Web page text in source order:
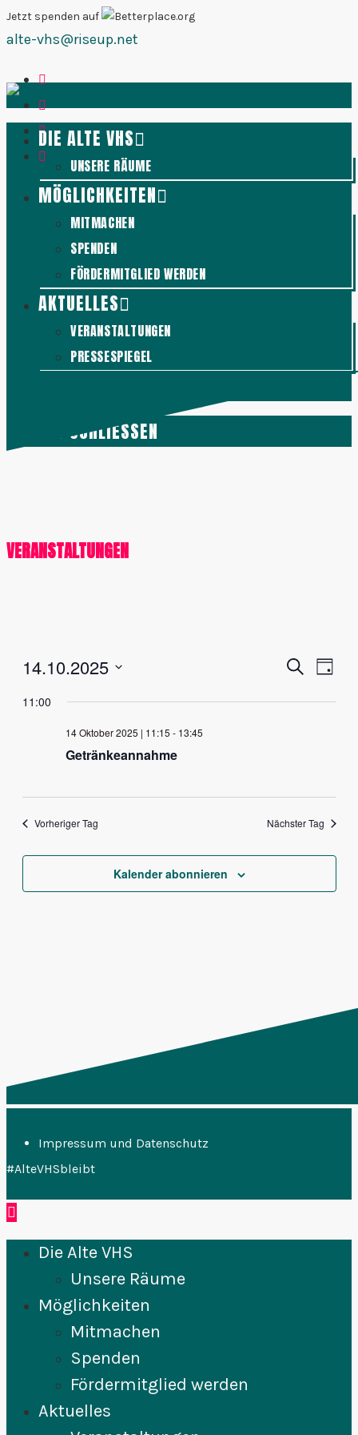
Zum
Inhalt
Jetzt spenden auf
alte-vhs@riseup.net
DIE ALTE VHS
UNSERE RÄUME
MÖGLICHKEITEN
MITMACHEN
SPENDEN
FÖRDERMITGLIED WERDEN
AKTUELLES
VERANSTALTUNGEN
PRESSESPIEGEL
MENÜ SCHLIESSEN
VERANSTALTUNGEN
und
Suche
Tag
14.10.2025
11:00
14 Oktober 2025 | 11:15 - 13:45
Getränkeannahme
Vorheriger Tag Nächster Tag
Kalender abonnieren
Impressum und Datenschutz
#AlteVHSbleibt
Die Alte VHS
Unsere Räume
Möglichkeiten
Mitmachen
Spenden
Fördermitglied werden
Aktuelles